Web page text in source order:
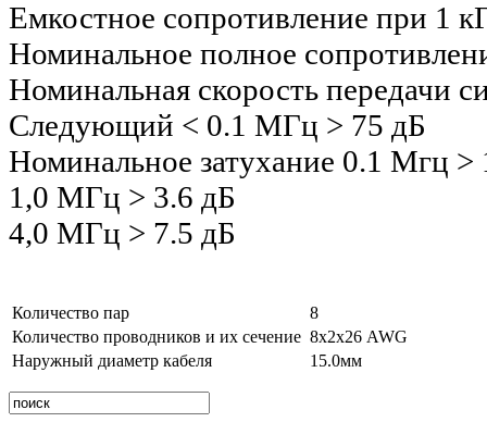
Емкостное сопротивление при 1
Номинальное полное
Номинальная скорость передачи
Следующий < 0.1 МГц > 75 дБ
Номинальное затухание 0.1 Мгц
1,0 МГц > 3.6 дБ
4,0 МГц > 7.5 дБ
Количество пар
8
Количество проводников и их сечение 8х2х26 AWG
Наружный диаметр кабеля
15.0мм